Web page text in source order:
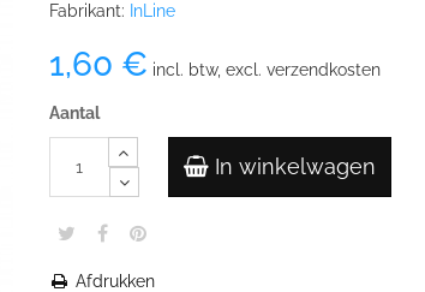
Fabrikant: InLine
1,60 € incl. btw, excl. verzendkosten
Aantal
In winkelwagen
Afdrukken